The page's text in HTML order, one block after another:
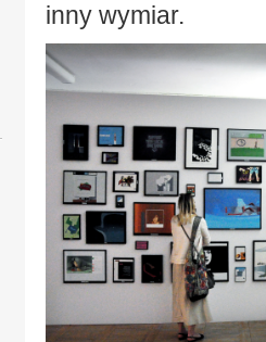
inny wymiar.